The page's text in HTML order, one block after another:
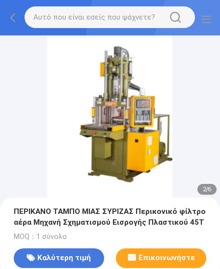
2/6
ΠΕΡΙΚΑΝΟ ΤΑΜΠΟ ΜΙΑΣ ΣΥΡΙΖΑΣ Περικονικό φίλτρο
αέρα Μηχανή Σχηματισμού Εισρογής Πλαστικού 45Τ
MOQ：1 σύνολο
Καλύτερη τιμή Επικοινωνήστε